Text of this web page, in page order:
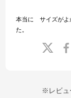
本当に サイズがよ
た。
※レビュ